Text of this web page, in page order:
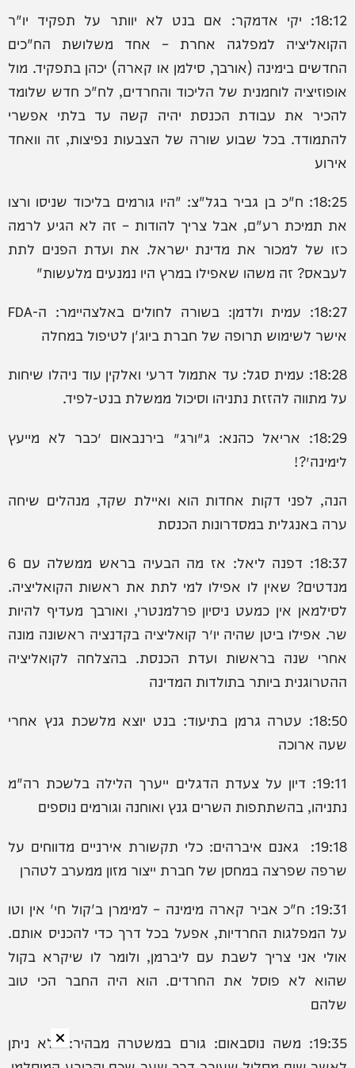
18:12: יקי אדמקר: אם בנט לא יוותר על תפקיד יו"ר
הקואליציה למפלגה אחרת – אחד משלושת הח"כים
החדשים בימינה (אורבך, סילמן או קארה) יכהן בתפקיד. מול
אופוזיציה לוחמנית של הליכוד והחרדים, לח"כ חדש שלומד
להכיר את עבודת הכנסת יהיה קשה עד בלתי אפשרי
להתמודד. בכל שבוע שורה של הצבעות נפיצות, זה וואחד
אירוע
18:25: ח"כ בן גביר בגל"צ: "היו גורמים בליכוד שניסו ורצו
את תמיכת רע"ם, אבל צריך להודות – זה לא הגיע לרמה
כזו של למכור את מדינת ישראל. את ועדת הפנים לתת
לעבאס? זה משהו שאפילו במרץ היו נמנעים מלעשות"
18:27: עמית ולדמן: בשורה לחולים באלצהיימר: ה-FDA
אישר לשימוש תרופה של חברת ביוג'ן לטיפול במחלה
18:28: עמית סגל: עד אתמול דרעי ואלקין עוד ניהלו שיחות
על מתווה להזזת נתניהו וסיכול ממשלת בנט-לפיד.
18:29: אריאל כהנא: ‏ג׳ורג׳ בירנבאום ״כבר לא מייעץ
לימינה״?!
הנה, לפני דקות אחדות הוא ואיילת שקד, מנהלים שיחה
ערה באנגלית במסדרונות הכנסת
18:37: דפנה ליאל: ‏אז מה הבעיה בראש ממשלה עם 6
מנדטים? שאין לו אפילו למי לתת את ראשות הקואליציה.
לסילמאן אין כמעט ניסיון פרלמנטרי, ואורבך מעדיף להיות
שר. אפילו ביטן שהיה יו״ר קואליציה בקדנציה ראשונה מונה
אחרי שנה בראשות ועדת הכנסת. בהצלחה לקואליציה
ההטרוגנית ביותר בתולדות המדינה
18:50: עטרה גרמן בתיעוד: ‏בנט יוצא מלשכת גנץ אחרי
שעה ארוכה
19:11: דיון על צעדת הדגלים ייערך הלילה בלשכת רה"מ
נתניהו, בהשתתפות השרים גנץ ואוחנה וגורמים נוספים
19:18: גאנם איברהים: כלי תקשורת אירניים מדווחים על
שרפה שפרצה במחסן של חברת ייצור מזון ממערב לטהרן
19:31: ח"כ אביר קארה מימינה – למימרן ב'קול חי' אין וטו
על המפלגות החרדיות, אפעל בכל דרך כדי להכניס אותם.
אולי אני צריך לשבת עם ליברמן, ולומר לו שיקרא בקול
שהוא לא פוסל את החרדים. הוא היה החבר הכי טוב
שלהם
19:35: משה נוסבאום: גורם במשטרה מבהיר: "לא ניתן